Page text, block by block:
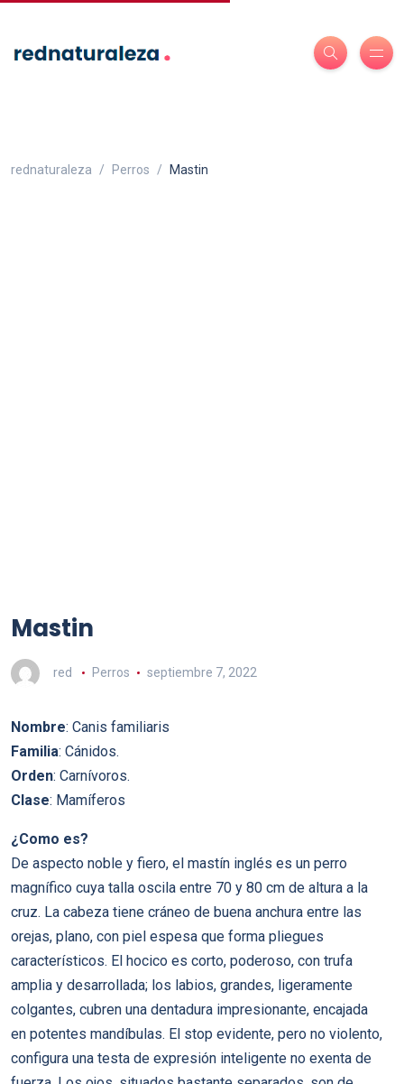
rednaturaleza Perros Mastin
Mastin
red Perros septiembre 7, 2022
Nombre: Canis familiaris
Familia: Cánidos.
Orden: Carnívoros.
Clase: Mamíferos
¿Como es?
De aspecto noble y fiero, el mastín inglés es un perro
magnífico cuya talla oscila entre 70 y 80 cm de altura a la
cruz. La cabeza tiene cráneo de buena anchura entre las
orejas, plano, con piel espesa que forma pliegues
característicos. El hocico es corto, poderoso, con trufa
amplia y desarrollada; los labios, grandes, ligeramente
colgantes, cubren una dentadura impresionante, encajada
en potentes mandíbulas. El stop evidente, pero no violento,
configura una testa de expresión inteligente no exenta de